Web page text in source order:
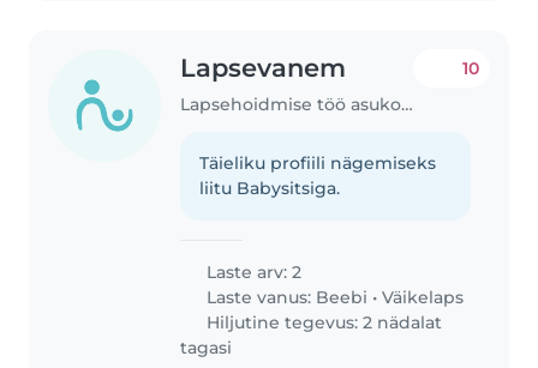
Lapsevanem
Lapsehoidmise töö asukohas Tartu
10
Täieliku profiili nägemiseks
liitu Babysitsiga.
Laste arv: 2
Laste vanus: Beebi •Väikelaps
Hiljutine tegevus: 2 nädalat
tagasi